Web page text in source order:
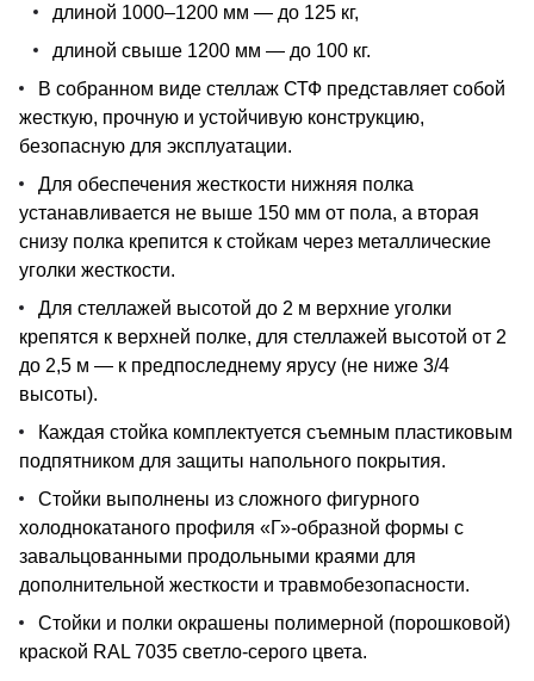
длиной 1000–1200 мм — до 125 кг,
длиной свыше 1200 мм — до 100 кг.
В собранном виде стеллаж СТФ представляет собой
жесткую, прочную и устойчивую конструкцию,
безопасную для эксплуатации.
Для обеспечения жесткости нижняя полка
устанавливается не выше 150 мм от пола, а вторая
снизу полка крепится к стойкам через металлические
уголки жесткости.
Для стеллажей высотой до 2 м верхние уголки
крепятся к верхней полке, для стеллажей высотой от 2
до 2,5 м — к предпоследнему ярусу (не ниже 3/4
высоты).
Каждая стойка комплектуется съемным пластиковым
подпятником для защиты напольного покрытия.
Стойки выполнены из сложного фигурного
холоднокатаного профиля «Г»-образной формы с
завальцованными продольными краями для
дополнительной жесткости и травмобезопасности.
Стойки и полки окрашены полимерной (порошковой)
краской RAL 7035 светло-серого цвета.